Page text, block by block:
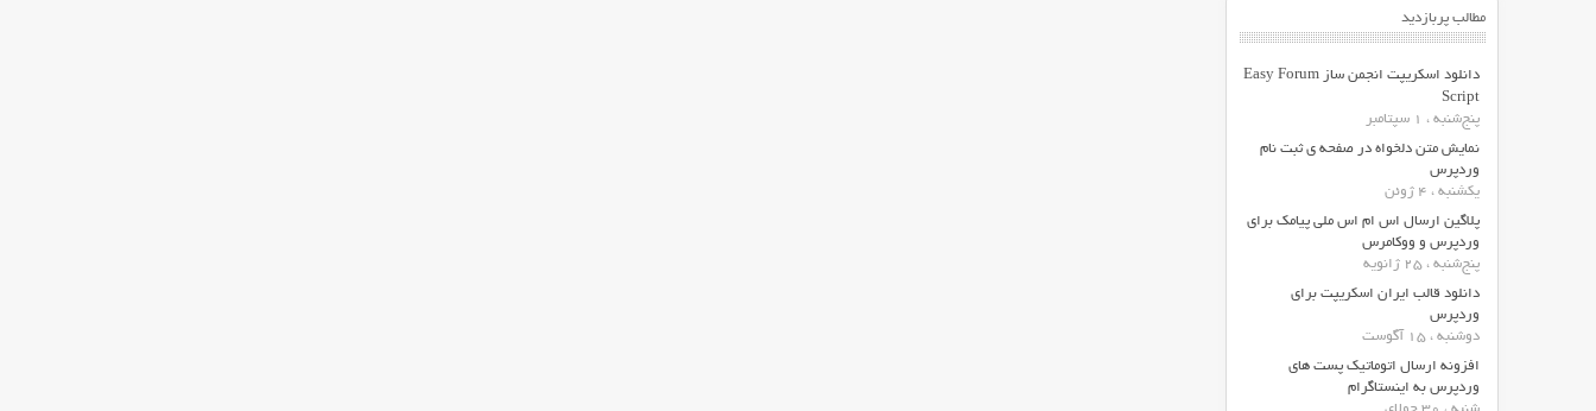
مطالب پربازدید
دانلود اسکریپت انجمن ساز Easy Forum
Script
پنج‌شنبه ، 1 سپتامبر
نمایش متن دلخواه در صفحه ی ثبت نام
وردپرس
یکشنبه ، 4 ژوئن
پلاگین ارسال اس ام اس ملی پیامک برای
وردپرس و ووکامرس
پنج‌شنبه ، 25 ژانویه
دانلود قالب ایران اسکریپت برای
وردپرس
دوشنبه ، 15 آگوست
افزونه ارسال اتوماتیک پست های
وردپرس به اینستاگرام